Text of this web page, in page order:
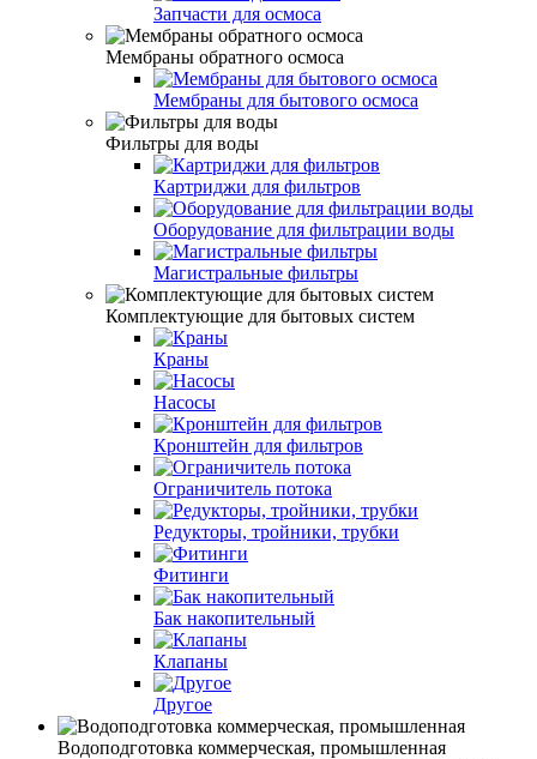
Запчасти для осмоса
Мембраны обратного осмоса
Мембраны для бытового осмоса
Фильтры для воды
Картриджи для фильтров
Оборудование для фильтрации воды
Магистральные фильтры
Комплектующие для бытовых систем
Краны
Насосы
Кронштейн для фильтров
Ограничитель потока
Редукторы, тройники, трубки
Фитинги
Бак накопительный
Клапаны
Другое
Водоподготовка коммерческая, промышленная